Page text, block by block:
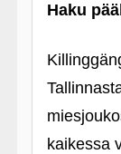
Haku
kaikessa